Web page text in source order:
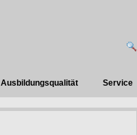
Ausbildungsqualität Service